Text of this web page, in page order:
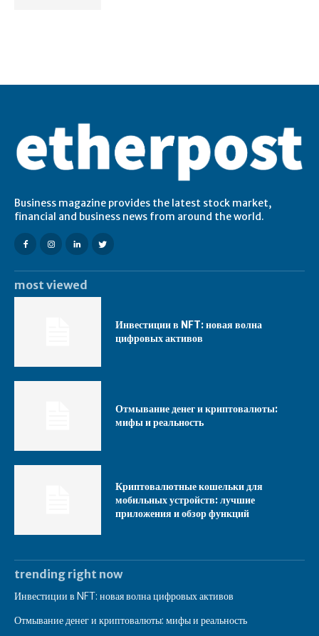
Business magazine provides the latest stock market,
financial and business news from around the world.
most viewed
Инвестиции в NFT: новая волна
цифровых активов
Отмывание денег и криптовалюты:
мифы и реальность
Криптовалютные кошельки для
мобильных устройств: лучшие
приложения и обзор функций
trending right now
Инвестиции в NFT: новая волна цифровых активов
Отмывание денег и криптовалюты: мифы и реальность